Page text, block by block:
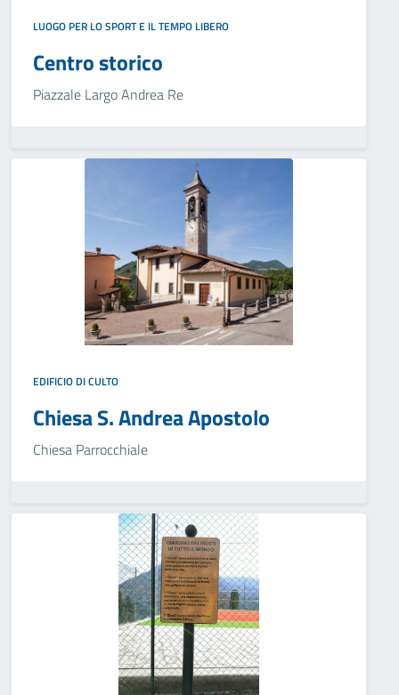
LUOGO PER LO SPORT E IL TEMPO LIBERO
Centro storico
Piazzale Largo Andrea Re
EDIFICIO DI CULTO
Chiesa S. Andrea Apostolo
Chiesa Parrocchiale